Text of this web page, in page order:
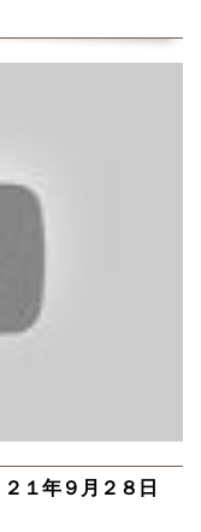
１年９月２８日